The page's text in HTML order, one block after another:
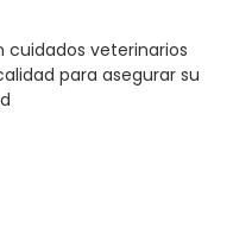
cuidados veterinarios
para asegurar su